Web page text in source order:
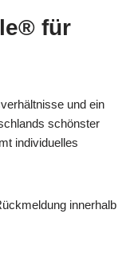
für
und ein
schönster
individuelles
innerhalb